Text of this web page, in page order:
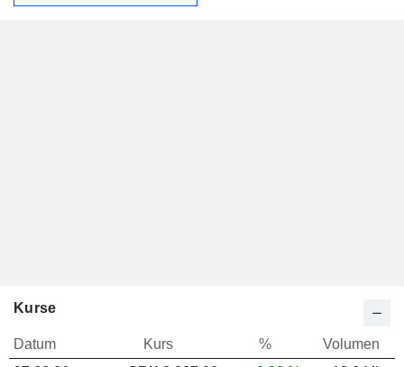
Kurse
Datum Kurs %
Volumen